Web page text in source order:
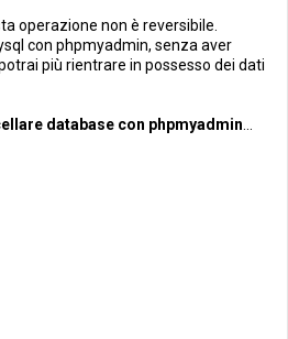
operazione non è reversibile.
con phpmyadmin, senza aver
più rientrare in possesso dei dati
database con phpmyadmin